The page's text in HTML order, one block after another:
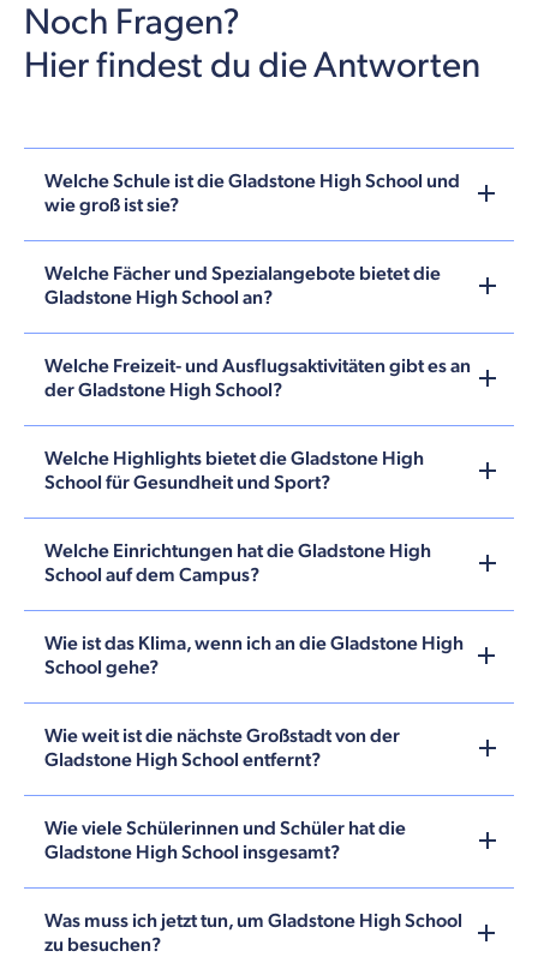
Noch Fragen?
Hier findest du die Antworten
Welche Schule ist die Gladstone High School und
wie groß ist sie?
Welche Fächer und Spezialangebote bietet die
Gladstone High School an?
Welche Freizeit- und Ausflugsaktivitäten gibt es an
der Gladstone High School?
Welche Highlights bietet die Gladstone High
School für Gesundheit und Sport?
Welche Einrichtungen hat die Gladstone High
School auf dem Campus?
Wie ist das Klima, wenn ich an die Gladstone High
School gehe?
Wie weit ist die nächste Großstadt von der
Gladstone High School entfernt?
Wie viele Schülerinnen und Schüler hat die
Gladstone High School insgesamt?
Was muss ich jetzt tun, um Gladstone High School
zu besuchen?